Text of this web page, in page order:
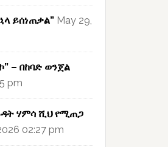
ይሰነጠቃል” May 29,
– በከባድ ወንጀል
pm
ሃምሳ ሺህ የሚጠጋ
02:27 pm